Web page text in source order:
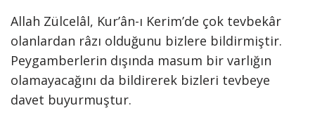
Allah Zülcelâl, Kur’ân-ı Kerim’de çok tevbekâr
olanlardan râzı olduğunu bizlere bildirmiştir.
Peygamberlerin dışında masum bir varlığın
olamayacağını da bildirerek bizleri tevbeye
davet buyurmuştur.